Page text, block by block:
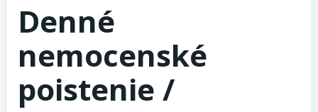
Denné
nemocenské
poistenie /